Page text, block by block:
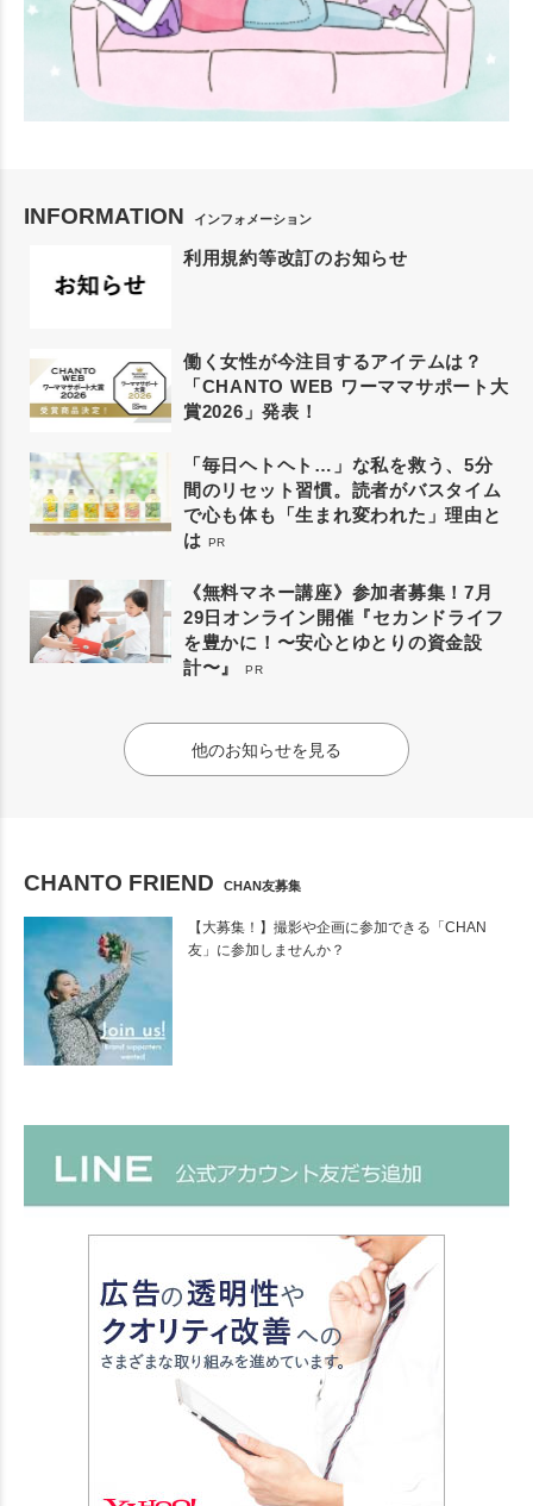
INFORMATION インフォメーション
利用規約等改訂のお知らせ
働く女性が今注目するアイテムは？
「CHANTO WEB ワーママサポート大
賞2026」発表！
「毎日ヘトヘト…」な私を救う、5分
間のリセット習慣。読者がバスタイム
で心も体も「生まれ変われた」理由と
は PR
《無料マネー講座》参加者募集！7月
29日オンライン開催『セカンドライフ
を豊かに！〜安心とゆとりの資金設
計〜』
PR
他のお知らせを見る
CHANTO FRIEND CHAN友募集
【大募集！】撮影や企画に参加できる「CHAN
友」に参加しませんか？